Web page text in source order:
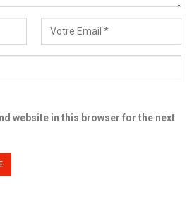
website in this browser for the next